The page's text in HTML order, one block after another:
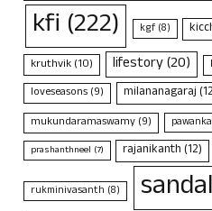
kfi (222) kgf(8)
kruthvik(10) lifestory(20)
loveseasons (9) milananagaraj
mukundaramaswamy (9)
prashanthneel (7) rajanikanth(12)
rukminivasanth (8)